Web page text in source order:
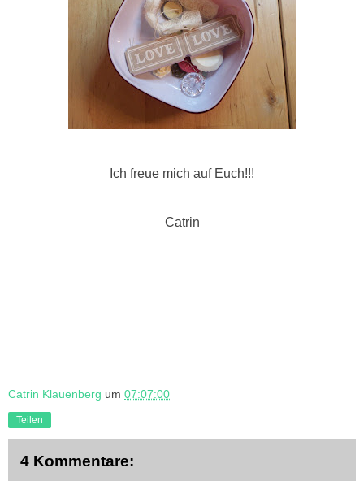
Ich freue mich auf Euch!!!
Catrin
Catrin Klauenberg um 07:07:00
Teilen
4 Kommentare: